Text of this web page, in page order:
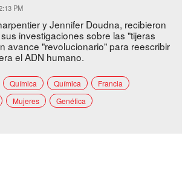
PM
y Jennifer Doudna, recibieron
investigaciones sobre las "tijeras
avance "revolucionario" para reescribir
el ADN humano.
Química Química
Francia
Mujeres Genética